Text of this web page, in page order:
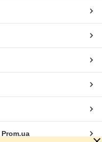
Prom.ua